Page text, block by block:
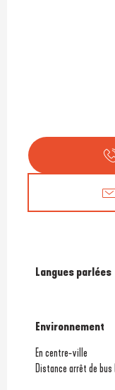
Langues parlées
Langues parlées
Environnement
Environnement
En centre-ville
Distance arrêt de bus